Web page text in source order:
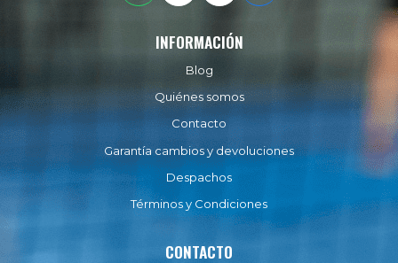
INFORMACIÓN
Blog
Quiénes somos
Contacto
Garantía cambios y devoluciones
Despachos
Términos y Condiciones
CONTACTO